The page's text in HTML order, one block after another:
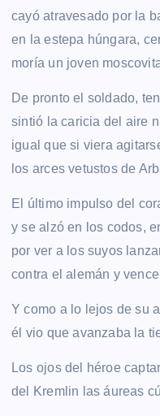
cayó atravesado por la
en la estepa húngara,
moría un joven
De pronto el soldado,
sintió la caricia del aire
igual que si viera
los arces vetustos de
El último impulso del
y se alzó en los codos,
por ver a los suyos
contra el alemán y
Y como a lo lejos de su
él vio que avanzaba la
Los ojos del héroe
del Kremlin las áureas